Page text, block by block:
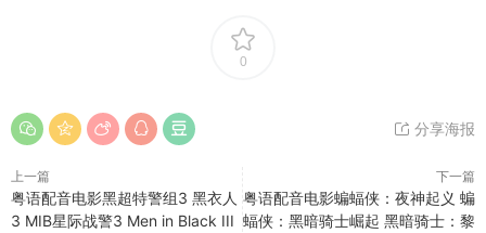
0
分享海报
上一篇
粤语配音电影黑超特警组3 黑衣人
3 MIB星际战警3 Men in Black III
下一篇
粤语配音电影蝙蝠侠：夜神起义 蝙
蝠侠：黑暗骑士崛起 黑暗骑士：黎